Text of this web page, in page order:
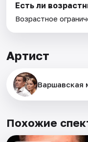
Есть ли
Возрастное
Артист
Варшавская
Похожие